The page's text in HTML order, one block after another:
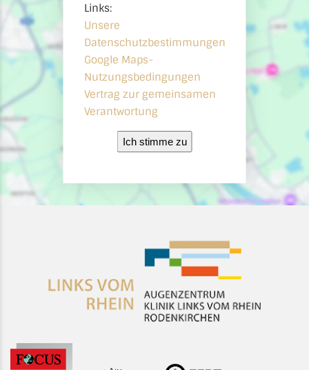
Links:
Unsere
Datenschutzbestimmungen
Google Maps-
Nutzungsbedingungen
Vertrag zur gemeinsamen
Verantwortung
Ich stimme zu